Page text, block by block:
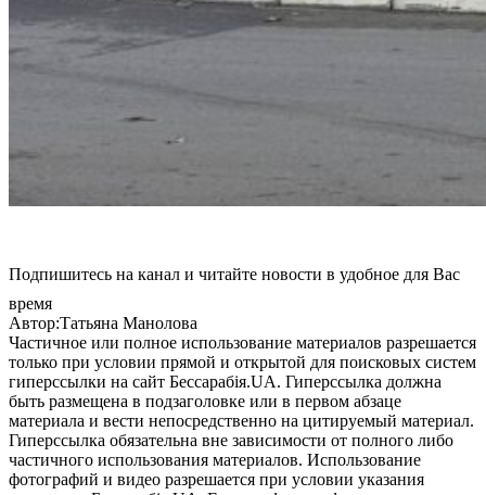
Подпишитесь на канал и читайте новости в удобное для Вас
время
Автор:Татьяна Манолова
Частичное или полное использование материалов разрешается
только при условии прямой и открытой для поисковых систем
гиперссылки на сайт Бессарабія.UA. Гиперссылка должна
быть размещена в подзаголовке или в первом абзаце
материала и вести непосредственно на цитируемый материал.
Гиперссылка обязательна вне зависимости от полного либо
частичного использования материалов. Использование
фотографий и видео разрешается при условии указания